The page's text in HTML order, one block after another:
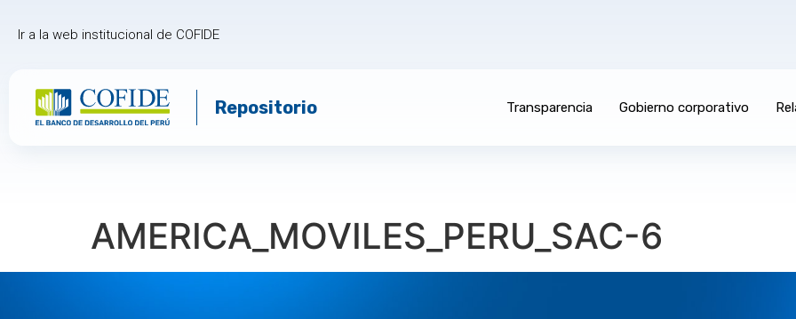
Ir a la web institucional de COFIDE
Repositorio Transparencia Gobierno corporativo
AMERICA_MOVILES_PERU_SAC-6